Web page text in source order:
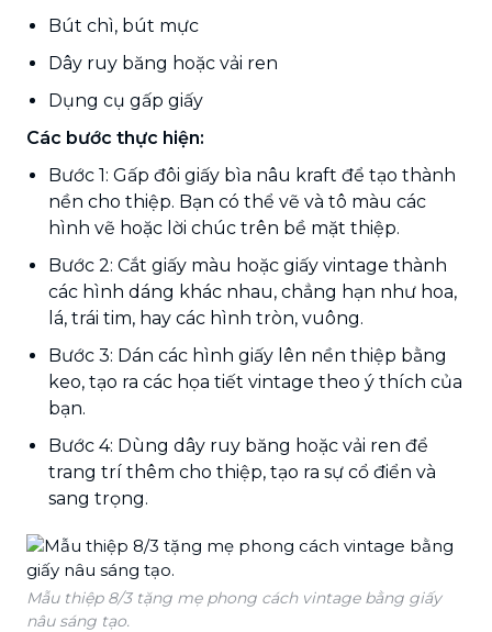
Bút chì, bút mực
Dây ruy băng hoặc vải ren
Dụng cụ gấp giấy
Các bước thực hiện:
Bước 1: Gấp đôi giấy bìa nâu kraft để tạo thành
nền cho thiệp. Bạn có thể vẽ và tô màu các
hình vẽ hoặc lời chúc trên bề mặt thiệp.
Bước 2: Cắt giấy màu hoặc giấy vintage thành
các hình dáng khác nhau, chẳng hạn như hoa,
lá, trái tim, hay các hình tròn, vuông.
Bước 3: Dán các hình giấy lên nền thiệp bằng
keo, tạo ra các họa tiết vintage theo ý thích của
bạn.
Bước 4: Dùng dây ruy băng hoặc vải ren để
trang trí thêm cho thiệp, tạo ra sự cổ điển và
sang trọng.
Mẫu thiệp 8/3 tặng mẹ phong cách vintage bằng giấy
nâu sáng tạo.